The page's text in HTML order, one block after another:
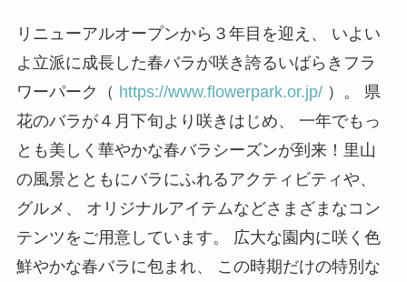
リニューアルオープンから３年目を迎え、 いよい
よ立派に成長した春バラが咲き誇るいばらきフラ
ワーパーク（ https://www.flowerpark.or.jp/）。 県
花のバラが４月下旬より咲きはじめ、 一年でもっ
とも美しく華やかな春バラシーズンが到来！里山
の風景とともにバラにふれるアクティビティや、
グルメ、 オリジナルアイテムなどさまざまなコン
テンツをご用意しています。 広大な園内に咲く色
鮮やかな春バラに包まれ、 この時期だけの特別な